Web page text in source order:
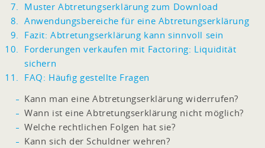
Muster Abtretungserklärung zum Download
Anwendungsbereiche für eine Abtretungserklärung
Fazit: Abtretungserklärung kann sinnvoll sein
Forderungen verkaufen mit Factoring: Liquidität
sichern
FAQ: Häufig gestellte Fragen
Kann man eine Abtretungserklärung widerrufen?
Wann ist eine Abtretungserklärung nicht möglich?
Welche rechtlichen Folgen hat sie?
Kann sich der Schuldner wehren?